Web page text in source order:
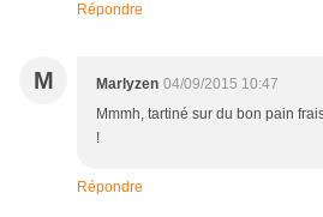
Répondre
M Marlyzen 04/09/2015 10:47
Mmmh, tartiné sur du bon pain
!
Répondre